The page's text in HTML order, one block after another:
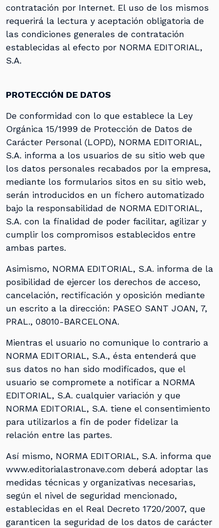
contratación por Internet. El uso de los mismos
requerirá la lectura y aceptación obligatoria de
las condiciones generales de contratación
establecidas al efecto por NORMA EDITORIAL,
S.A.
PROTECCIÓN DE DATOS
De conformidad con lo que establece la Ley
Orgánica 15/1999 de Protección de Datos de
Carácter Personal (LOPD), NORMA EDITORIAL,
S.A. informa a los usuarios de su sitio web que
los datos personales recabados por la empresa,
mediante los formularios sitos en su sitio web,
serán introducidos en un fichero automatizado
bajo la responsabilidad de NORMA EDITORIAL,
S.A. con la finalidad de poder facilitar, agilizar y
cumplir los compromisos establecidos entre
ambas partes.
Asimismo, NORMA EDITORIAL, S.A. informa de la
posibilidad de ejercer los derechos de acceso,
cancelación, rectificación y oposición mediante
un escrito a la dirección: PASEO SANT JOAN, 7,
PRAL., 08010-BARCELONA.
Mientras el usuario no comunique lo contrario a
NORMA EDITORIAL, S.A., ésta entenderá que
sus datos no han sido modificados, que el
usuario se compromete a notificar a NORMA
EDITORIAL, S.A. cualquier variación y que
NORMA EDITORIAL, S.A. tiene el consentimiento
para utilizarlos a fin de poder fidelizar la
relación entre las partes.
Así mismo, NORMA EDITORIAL, S.A. informa que
www.editorialastronave.com deberá adoptar las
medidas técnicas y organizativas necesarias,
según el nivel de seguridad mencionado,
establecidas en el Real Decreto 1720/2007, que
garanticen la seguridad de los datos de carácter